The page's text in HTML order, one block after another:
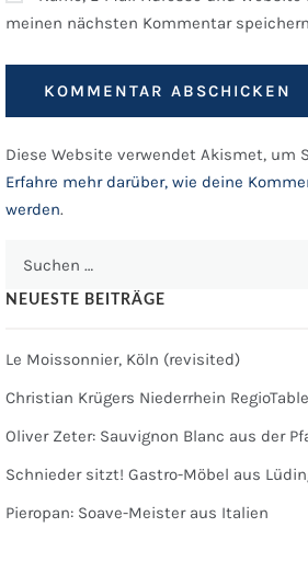
meinen nächsten Kommentar
Diese Website verwendet Akismet, um
Erfahre mehr darüber, wie deine
werden.
NEUESTE BEITRÄGE
Le Moissonnier, Köln (revisited)
Christian Krügers Niederrhein
Oliver Zeter: Sauvignon Blanc aus der
Schnieder sitzt! Gastro-Möbel aus
Pieropan: Soave-Meister aus Italien